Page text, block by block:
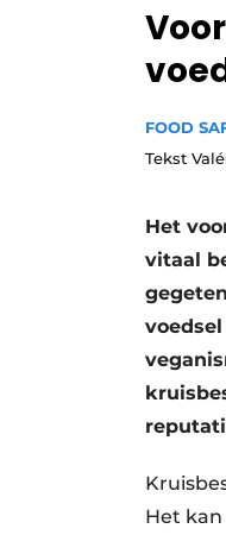
FOOD
Tekst
Het
vitaal
Het